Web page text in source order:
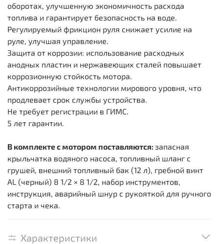
оборотах, улучшенную экономичность расхода
топлива и гарантирует безопасность на воде.
Регулируемый фрикцион руля снижает усилие на
руле, улучшая управление.
Защита от коррозии: использование расходных
анодных пластин и нержавеющих сталей повышает
коррозионную стойкость мотора.
Антикоррозийные технологии мирового уровня, что
продлевает срок службы устройства.
Не требует регистрации в ГИМС.
5 лет гарантии.
В комплекте с мотором поставляются: запасная
крыльчатка водяного насоса, топливный шланг с
грушей, внешний топливный бак (12 л), гребной винт
AL (черный) 8 1/2 × 8 1/2, набор инструментов,
инструкция, аварийный шнур с рукояткой для ручного
старта и чека.
Характеристики